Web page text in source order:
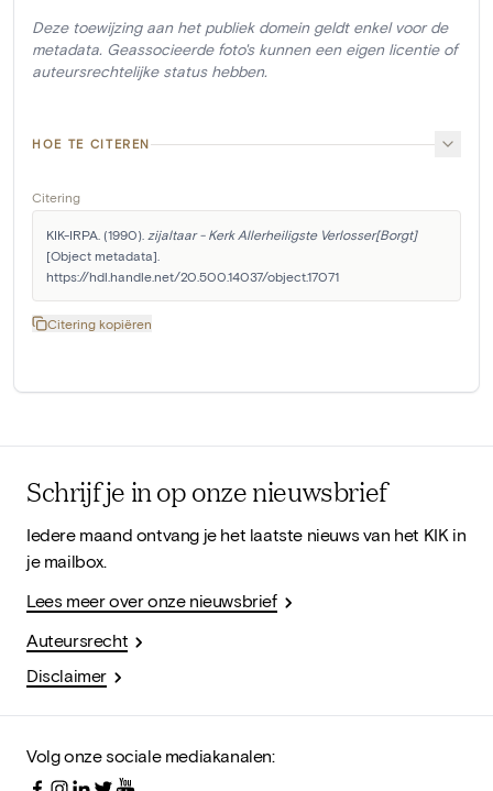
Deze toewijzing aan het publiek domein geldt enkel voor de
metadata. Geassocieerde foto's kunnen een eigen licentie of
auteursrechtelijke status hebben.
HOE TE CITEREN
Citering
KIK-IRPA. (1990). zijaltaar - Kerk Allerheiligste Verlosser[Borgt]
[Object metadata].
https://hdl.handle.net/20.500.14037/object.17071
Citering kopiëren
Schrijf je in op onze nieuwsbrief
Iedere maand ontvang je het laatste nieuws van het KIK in
je mailbox.
Lees meer over onze nieuwsbrief
Auteursrecht
Disclaimer
Volg onze sociale mediakanalen: